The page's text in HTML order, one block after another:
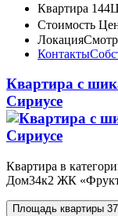
Квартира 144
Стоимость
Локация
Контакты
Квартира с
Сириусе
Квартира в
Дом34к2 ЖК
Площадь квартиры